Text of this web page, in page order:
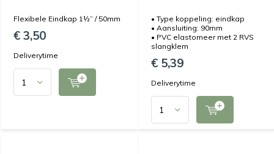
Flexibele Eindkap 1½” / 50mm
€ 3,50
Deliverytime
• Type koppeling: eindkap
• Aansluiting: 90mm
• PVC elastomeer met 2 RVS
slangklem
€ 5,39
Deliverytime